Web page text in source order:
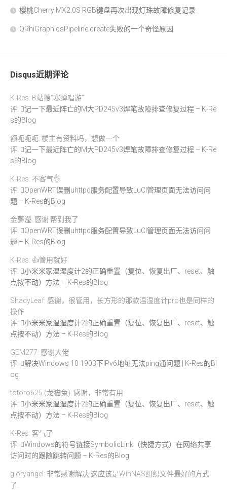
樱桃Cherry MX2.0S RGB键盘再次出现灯珠故障修复记录
QRhiGraphicsPipeline create失败的一个奇怪原因
Disqus近期评论
K-Res: B站搜“寒蝉唱游”
评:
记一下最近阵亡的M大PD245v3焊笔故障排查修复过程 – K-Re
s的Blog
额呃呃呃: 楼主有资料吗，想做一个
评:
记一下最近阵亡的M大PD245v3焊笔故障排查修复过程 – K-Re
s的Blog
K-Res: 不客气👌
评:
OpenWRT误删uhttpd服务配置导致LuCI管理页面无法访问问
题 – K-Res的Blog
金夢瀅: 感谢 帮到我了
评:
OpenWRT误删uhttpd服务配置导致LuCI管理页面无法访问问
题 – K-Res的Blog
K-Res: 👍管用就好
评:
小米米家温湿度计2的正确重置（复位、恢复出厂、reset、触
点按不动）方法 – K-Res的Blog
ShadyLeaf: 感谢，很管用，长方形的那款温湿度计pro也是同样的
操作
评:
小米米家温湿度计2的正确重置（复位、恢复出厂、reset、触
点按不动）方法 – K-Res的Blog
GEM277: 感谢大佬
评:
解决Windows 10 1903下IPv6地址无法ping通问题 | K-Res的Bl
og
totoro625 (龙猫兔): 感谢，非常有用
评:
小米米家温湿度计2的正确重置（复位、恢复出厂、reset、触
点按不动）方法 – K-Res的Blog
K-Res: 客气了
评:
Windows的符号链接SymbolicLink（快捷方式）在网络共享
访问时的跟随跳转问题 – K-Res的Blog
gloryangel: 非常感谢解决,这应该是WinNAS组织文件最好的方式
了.